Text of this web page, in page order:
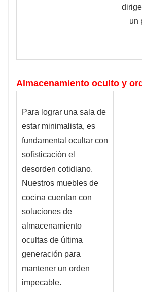
un
Almacenamiento oculto y
Para lograr una sala de
estar minimalista, es
fundamental ocultar con
sofisticación el
desorden cotidiano.
Nuestros muebles de
cocina cuentan con
soluciones de
almacenamiento
ocultas de última
generación para
mantener un orden
impecable.